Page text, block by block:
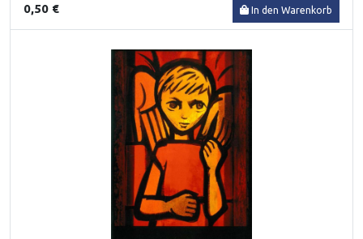
0,50 € In den Warenkorb